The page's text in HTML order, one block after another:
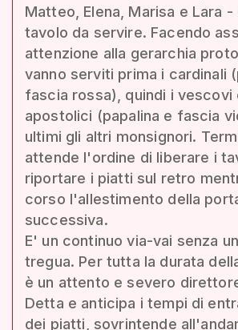
Matteo, Elena, Marisa e Lara -
tavolo da servire. Facendo
attenzione alla gerarchia
vanno serviti prima i cardinali
fascia rossa), quindi i vescovi
apostolici (papalina e fascia
ultimi gli altri monsignori.
attende l'ordine di liberare i
riportare i piatti sul retro
corso l'allestimento della
successiva.
E' un continuo via-vai senza
tregua. Per tutta la durata
è un attento e severo
Detta e anticipa i tempi di
dei piatti, sovrintende